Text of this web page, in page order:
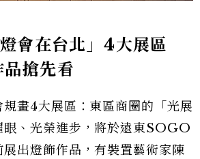
會在台北」4大展區
品搶先看
規畫4大展區：東區商圈的「光展
眼、光榮進步，將於遠東SOGO
出燈飾作品，有裝置藝術家陳